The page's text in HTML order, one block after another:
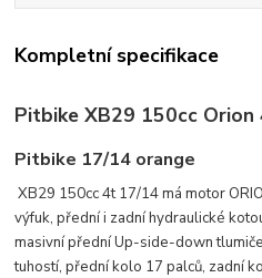
Kompletní specifikace
Pitbike XB29 150cc
Pitbike 17/14 orange
XB29 150cc 4t 17/14 má motor
výfuk, přední i zadní hydraulické
masivní přední Up-side-down
tuhostí, přední kolo 17 palců, zadní